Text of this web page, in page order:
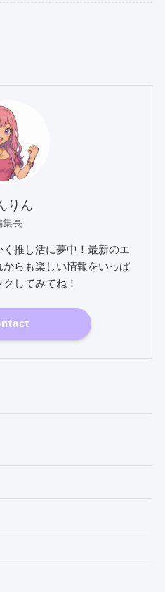
りん
集長
く推し活に夢中！最新のエ
らも楽しい情報をいっぱ
してみてね！